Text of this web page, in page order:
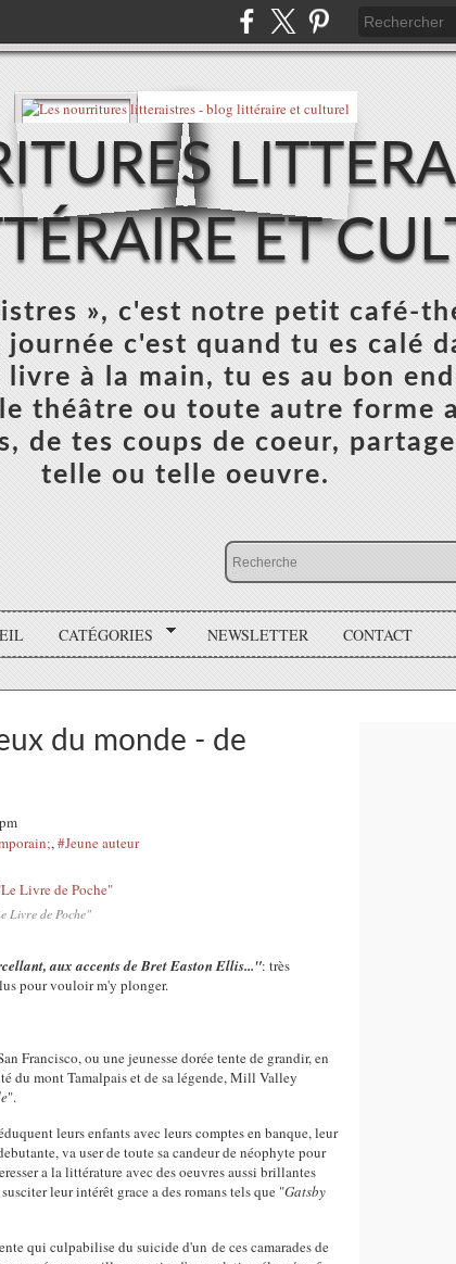
ET
», c'est notre petit café-
c'est quand tu es calé
à la main, tu es au bon
théâtre ou toute autre forme
de tes coups de coeur,
telle ou telle oeuvre.
CATÉGORIES NEWSLETTER CONTACT
du monde - de
,#Jeune auteur
Livre de Poche"
aux accents de Bret Easton Ellis...": très
pour vouloir m'y plonger.
Francisco, ou une jeunesse dorée tente de grandir, en
du mont Tamalpais et de sa légende, Mill Valley
".
leurs enfants avec leurs comptes en banque, leur
va user de toute sa candeur de néophyte pour
a la littérature avec des oeuvres aussi brillantes
leur intérêt grace a des romans tels que "Gatsby
qui culpabilise du suicide d'un de ces camarades de